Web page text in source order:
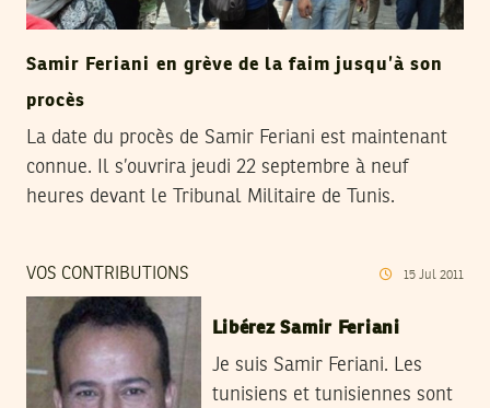
Samir Feriani en grève de la faim jusqu’à son
procès
La date du procès de Samir Feriani est maintenant
connue. Il s’ouvrira jeudi 22 septembre à neuf
heures devant le Tribunal Militaire de Tunis.
VOS CONTRIBUTIONS 15 Jul 2011
Libérez Samir Feriani
Je suis Samir Feriani. Les
tunisiens et tunisiennes sont